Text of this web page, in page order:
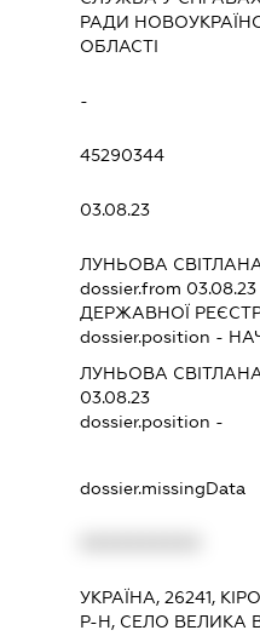
РАДИ
ОБЛАСТІ
-
45290344
03.08.23
ЛУНЬОВА
dossier.from 03.08.23
ДЕРЖАВНОЇ
dossier.position -
ЛУНЬОВА
03.08.23
dossier.position -
dossier.missingData
УКРАЇНА, 26241,
Р-Н, СЕЛО ВЕЛИКА